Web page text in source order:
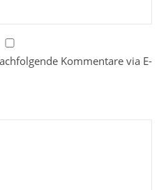
Kommentare via E-